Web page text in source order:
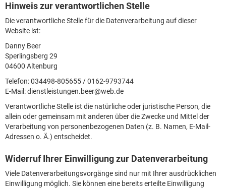
Hinweis zur verantwortlichen Stelle
Die verantwortliche Stelle für die Datenverarbeitung auf dieser
Website ist:
Danny Beer
Sperlingsberg 29
04600 Altenburg
Telefon: 034498-805655 / 0162-9793744
E-Mail: dienstleistungen.beer@web.de
Verantwortliche Stelle ist die natürliche oder juristische Person, die
allein oder gemeinsam mit anderen über die Zwecke und Mittel der
Verarbeitung von personenbezogenen Daten (z. B. Namen, E-Mail-
Adressen o. Ä.) entscheidet.
Widerruf Ihrer Einwilligung zur Datenverarbeitung
Viele Datenverarbeitungsvorgänge sind nur mit Ihrer ausdrücklichen
Einwilligung möglich. Sie können eine bereits erteilte Einwilligung